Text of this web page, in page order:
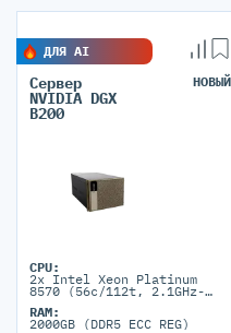
ДЛЯ AI
Сервер
NVIDIA DGX
B200
НОВЫЙ
CPU:
2x Intel Xeon Platinum
8570 (56c/112t, 2.1GHz-
RAM:
2000GB (DDR5 ECC REG)